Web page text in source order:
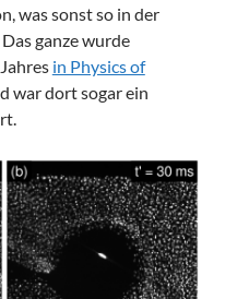
was sonst so in der
ganze wurde
in Physics of
war dort sogar ein